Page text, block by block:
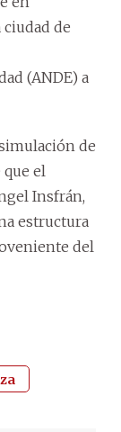
de
(ANDE) a
de
el
Insfrán,
estructura
del